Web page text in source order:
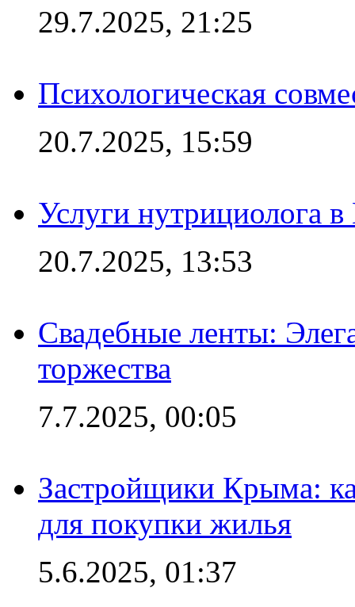
29.7.2025, 21:25
Психологическая
20.7.2025, 15:59
Услуги нутрициолога
20.7.2025, 13:53
Свадебные ленты:
торжества
7.7.2025, 00:05
Застройщики Крыма:
для покупки жилья
5.6.2025, 01:37